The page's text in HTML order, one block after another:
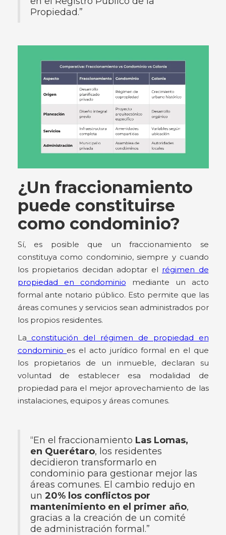
Propiedad.”
¿Un fraccionamiento
puede constituirse
como condominio?
Sí, es posible que un fraccionamiento se
constituya como condominio, siempre y cuando
los propietarios decidan adoptar el régimen de
propiedad en condominio mediante un acto
formal ante notario público. Esto permite que las
áreas comunes y servicios sean administrados por
los propios residentes.
La constitución del régimen de propiedad en
condominio es el acto jurídico formal en el que
los propietarios de un inmueble, declaran su
voluntad de establecer esa modalidad de
propiedad para el mejor aprovechamiento de las
instalaciones, equipos y áreas comunes.
“En el fraccionamiento Las Lomas,
en Querétaro, los residentes
decidieron transformarlo en
condominio para gestionar mejor las
áreas comunes. El cambio redujo en
un 20% los conflictos por
mantenimiento en el primer año,
gracias a la creación de un comité
de administración formal.”